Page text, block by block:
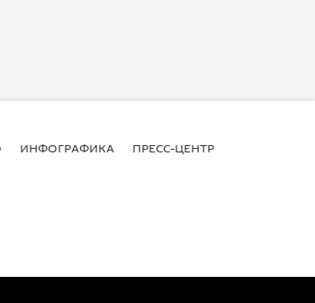
ИНФОГРАФИКА ПРЕСС-ЦЕНТР